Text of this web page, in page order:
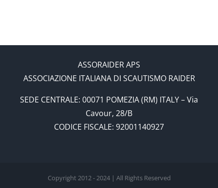
ASSORAIDER APS
ASSOCIAZIONE ITALIANA DI SCAUTISMO RAIDER
SEDE CENTRALE: 00071 POMEZIA (RM) ITALY – Via
Cavour, 28/B
CODICE FISCALE: 92001140927
Copyright 2012 - 2024 | All Rights Reserved